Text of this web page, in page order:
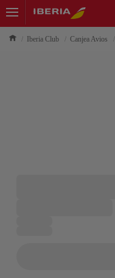
Iberia Club Canjea Avios